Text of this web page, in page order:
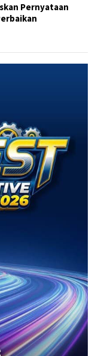
Pernyataan